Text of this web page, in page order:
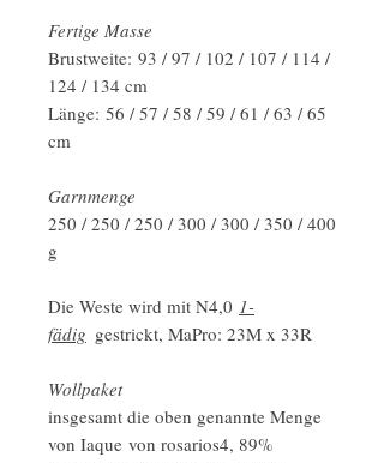
Fertige Masse
Brustweite: 93 / 97 / 102 / 107 / 114 /
124 / 134 cm
Länge: 56 / 57 / 58 / 59 / 61 / 63 / 65
cm
Garnmenge
250 / 250 / 250 / 300 / 300 / 350 / 400
g
Die Weste wird mit N4,0 1-
fädig gestrickt, MaPro: 23M x 33R
Wollpaket
insgesamt die oben genannte Menge
von Iaque von rosarios4, 89%